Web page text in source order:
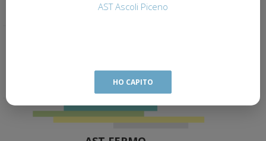
AST ASCOLI PICENO
AST Ascoli Piceno
HO CAPITO